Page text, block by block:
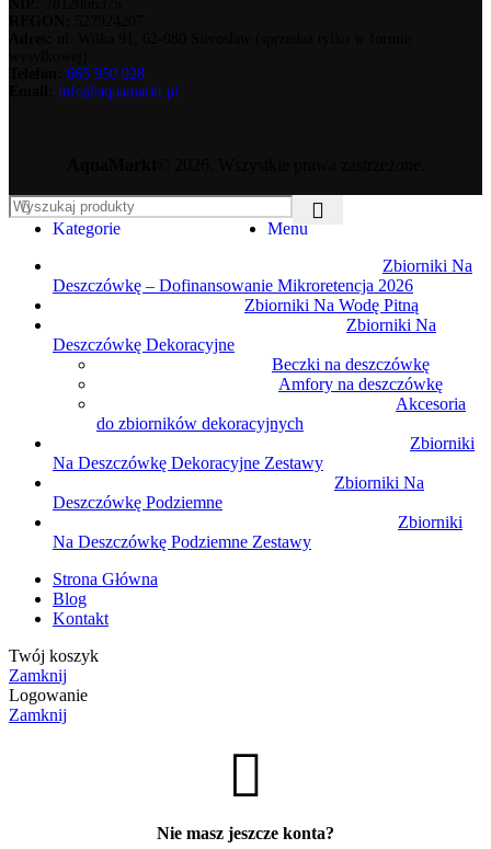
665 950 928
info@aquamarkt.pl
Menu
Kategorie
Zbiorniki Na
Deszczówkę – Dofinansowanie Mikroretencja 2026
Zbiorniki Na Wodę Pitną
Zbiorniki Na
Deszczówkę Dekoracyjne
Beczki na deszczówkę
Amfory na deszczówkę
Akcesoria
do zbiorników dekoracyjnych
Zbiorniki
Na Deszczówkę Dekoracyjne Zestawy
Zbiorniki Na
Deszczówkę Podziemne
Zbiorniki
Na Deszczówkę Podziemne Zestawy
Strona Główna
Blog
Kontakt
Twój koszyk
Zamknij
Logowanie
Zamknij
Nie masz jeszcze konta?